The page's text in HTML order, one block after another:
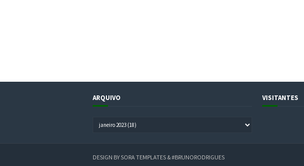
ARQUIVO VISITANTES
DESIGN BYSORA TEMPLATES &#BRUNORODRIGUES